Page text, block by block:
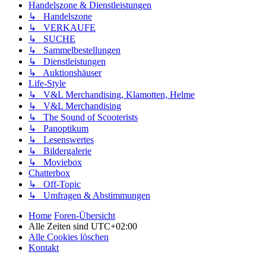
Handelszone & Dienstleistungen
↳ Handelszone
↳ VERKAUFE
↳ SUCHE
↳ Sammelbestellungen
↳ Dienstleistungen
↳ Auktionshäuser
Life-Style
↳ V&L Merchandising, Klamotten, Helme
↳ V&L Merchandising
↳ The Sound of Scooterists
↳ Panoptikum
↳ Lesenswertes
↳ Bildergalerie
↳ Moviebox
Chatterbox
↳ Off-Topic
↳ Umfragen & Abstimmungen
Home Foren-Übersicht
Alle Zeiten sind UTC+02:00
Alle Cookies löschen
Kontakt